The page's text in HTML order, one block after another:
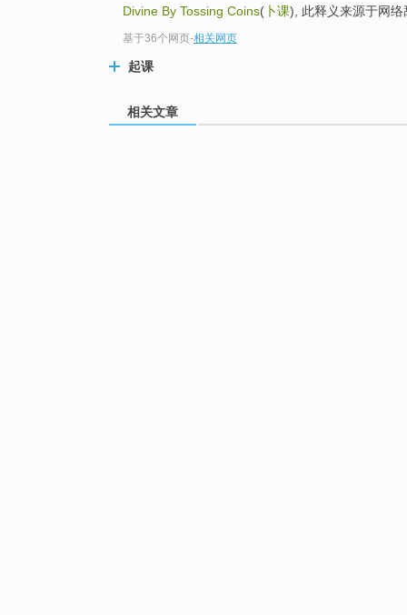
Divine By Tossing Coins( 卜课), 此释义来源于网络
基于36个网页-相关网页
起课
相关文章